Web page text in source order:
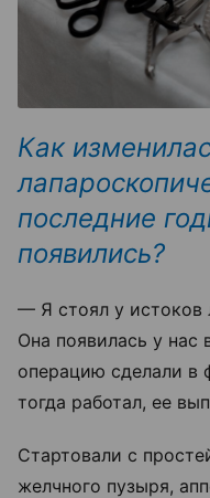
Как
последние
появились?
— Я стоял у истоков
Она появилась у нас
операцию сделали в
тогда работал, ее
Стартовали с
желчного пузыря,